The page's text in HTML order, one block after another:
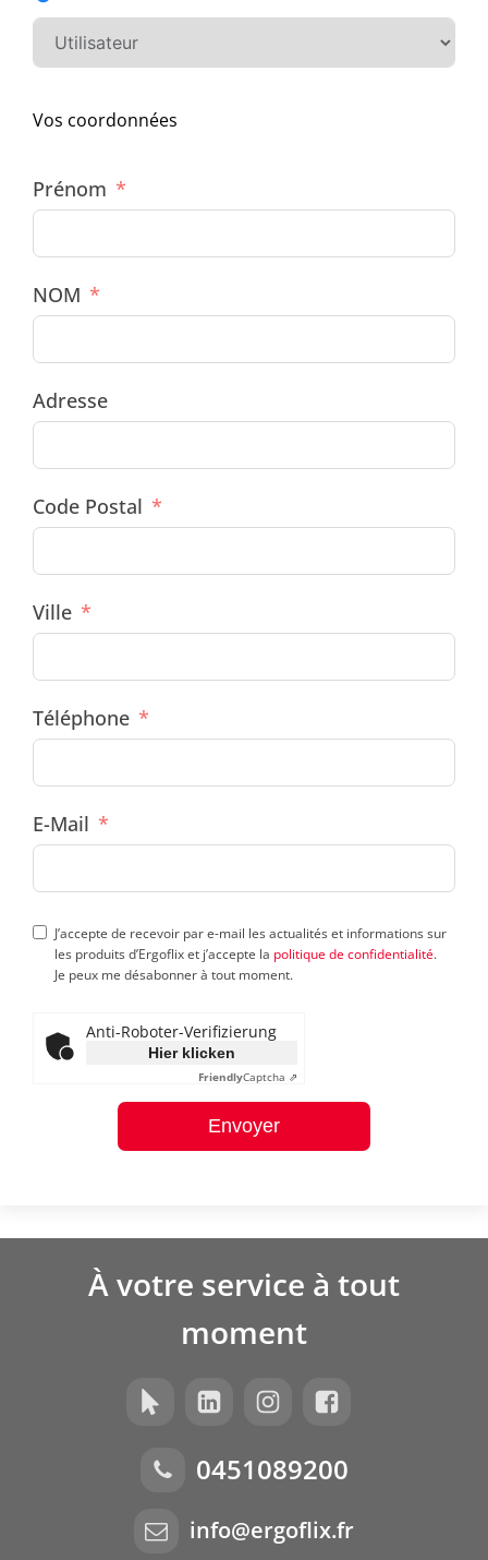
Vos coordonnées
Prénom
NOM
Adresse
Code Postal
Ville
Téléphone
E-Mail
J’accepte de recevoir par e-mail les actualités et informations sur
les produits d’Ergoflix et j’accepte la politique de confidentialité.
Je peux me désabonner à tout moment.
Anti-Roboter-Verifizierung
Hier klicken
FriendlyCaptcha ⇗
Envoyer
À votre service à tout
moment
0451089200
info@ergoflix.fr